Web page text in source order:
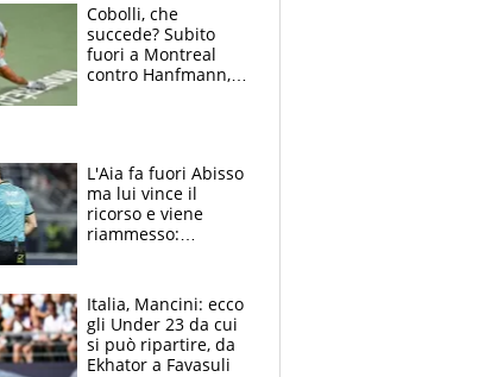
Cobolli, che
succede? Subito
fuori a Montreal
contro Hanfmann,
L'Aia fa fuori Abisso
ma lui vince il
ricorso e viene
riammesso:
Italia, Mancini: ecco
gli Under 23 da cui
si può ripartire, da
Ekhator a Favasuli